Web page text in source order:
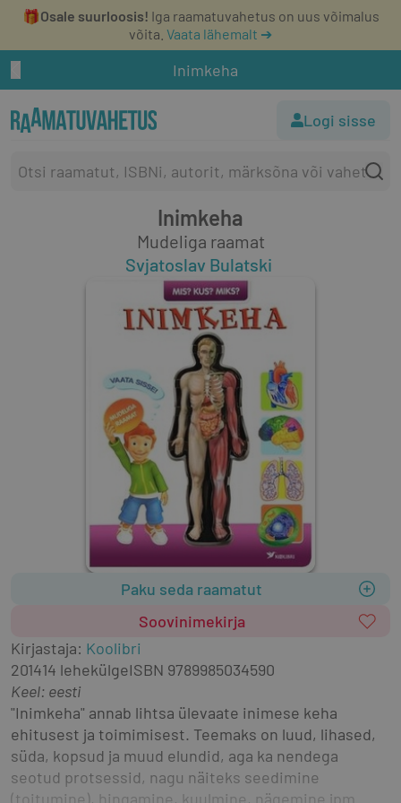
🎁Osale suurloosis! Iga raamatuvahetus on uus võimalus
võita. Vaata lähemalt ➔
Inimkeha
Logi sisse
Inimkeha
Mudeliga raamat
Svjatoslav Bulatski
Paku seda raamatut
Soovinimekirja
Kirjastaja: Koolibri
201414 lehekülgeISBN 9789985034590
Keel: eesti
"Inimkeha" annab lihtsa ülevaate inimese keha
ehitusest ja toimimisest. Teemaks on luud, lihased,
süda, kopsud ja muud elundid, aga ka nendega
seotud protsessid, nagu näiteks seedimine
(toitumine), hingamine, kuulmine, nägemine jpm.